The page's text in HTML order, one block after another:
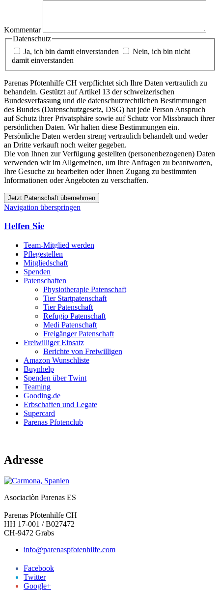
Kommentar
Datenschutz
Ja, ich bin damit einverstanden
Nein, ich bin nicht
damit einverstanden
Parenas Pfotenhilfe CH verpflichtet sich Ihre Daten vertraulich zu
behandeln. Gestützt auf Artikel 13 der schweizerischen
Bundesverfassung und die datenschutzrechtlichen Bestimmungen
des Bundes (Datenschutzgesetz, DSG) hat jede Person Anspruch
auf Schutz ihrer Privatsphäre sowie auf Schutz vor Missbrauch ihrer
persönlichen Daten. Wir halten diese Bestimmungen ein.
Persönliche Daten werden streng vertraulich behandelt und weder
an Dritte verkauft noch weiter gegeben.
Die von Ihnen zur Verfügung gestellten (personenbezogenen) Daten
verwenden wir im Allgemeinen, um Ihre Anfragen zu beantworten,
Ihre Gesuche zu bearbeiten oder Ihnen Zugang zu bestimmten
Informationen oder Angeboten zu verschaffen.
Jetzt Patenschaft übernehmen
Navigation überspringen
Helfen Sie
Team-Mitglied werden
Pflegestellen
Mitgliedschaft
Spenden
Patenschaften
Physiotherapie Patenschaft
Tier Startpatenschaft
Tier Patenschaft
Refugio Patenschaft
Medi Patenschaft
Freigänger Patenschaft
Freiwilliger Einsatz
Berichte von Freiwilligen
Amazon Wunschliste
Buynhelp
Spenden über Twint
Teaming
Gooding.de
Erbschaften und Legate
Supercard
Parenas Pfotenclub
Adresse
Asociaciòn Parenas ES
Parenas Pfotenhilfe CH
HH 17-001 / B027472
CH-9472 Grabs
info@parenaspfotenhilfe.com
Facebook
Twitter
Google+